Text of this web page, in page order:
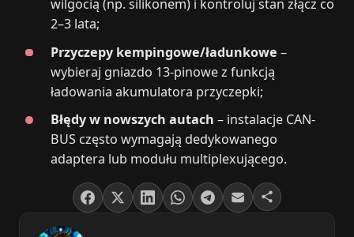
wilgocią (np. silikonem) i kontroluj stan złącz co
2–3 lata;
Przyczepy kempingowe/ładunkowe –
wybieraj gniazdo 13-pinowe z funkcją
ładowania akumulatora przyczepki;
Błędy w nowszych autach – instalacje CAN-
BUS często wymagają dedykowanego
adaptera lub modułu multiplexującego.